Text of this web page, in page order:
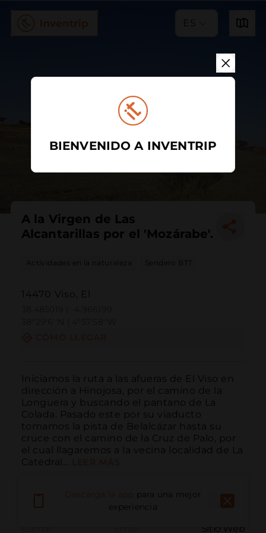
ES
A la Virgen de Las
Alcantarillas por el 'Mozárabe'.
Actividades en la naturaleza Sendero BTT
14470 Viso, El
Iniciamos la ruta a las afueras de El Viso en
dirección a Hinojosa, por el camino de la
Longuera y buscando el pantano de La
Colada. Pasado este por su viaducto
tomamos la pista de Belalcázar hasta su
cruce con el camino de la Cruz de Palo, por
el cual llagaremos a la vecina localidad de La
Catedral...
Sitio Web
para una mejor
experiencia
BIENVENIDO A INVENTRIP